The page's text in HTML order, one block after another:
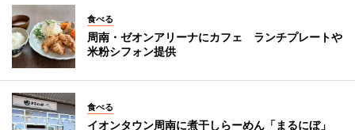
食べる
周南・ゼオンアリーナにカフェ ランチプレートや
米粉シフォン提供
食べる
イオンタウン周南に煮干しらーめん「まるにぼ」